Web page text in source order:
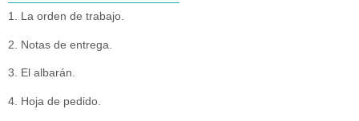
1. La orden de trabajo.
2. Notas de entrega.
3. El albarán.
4. Hoja de pedido.